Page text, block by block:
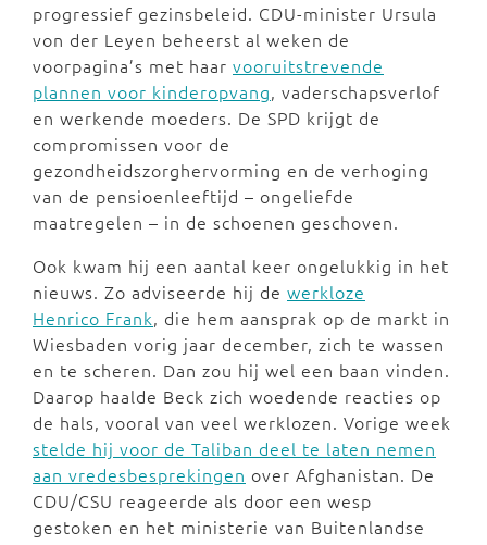
progressief gezinsbeleid. CDU-minister Ursula
von der Leyen beheerst al weken de
voorpagina’s met haar vooruitstrevende
plannen voor kinderopvang, vaderschapsverlof
en werkende moeders. De SPD krijgt de
compromissen voor de
gezondheidszorghervorming en de verhoging
van de pensioenleeftijd – ongeliefde
maatregelen – in de schoenen geschoven.
Ook kwam hij een aantal keer ongelukkig in het
nieuws. Zo adviseerde hij de werkloze
Henrico Frank, die hem aansprak op de markt in
Wiesbaden vorig jaar december, zich te wassen
en te scheren. Dan zou hij wel een baan vinden.
Daarop haalde Beck zich woedende reacties op
de hals, vooral van veel werklozen. Vorige week
stelde hij voor de Taliban deel te laten nemen
aan vredesbesprekingen over Afghanistan. De
CDU/CSU reageerde als door een wesp
gestoken en het ministerie van Buitenlandse